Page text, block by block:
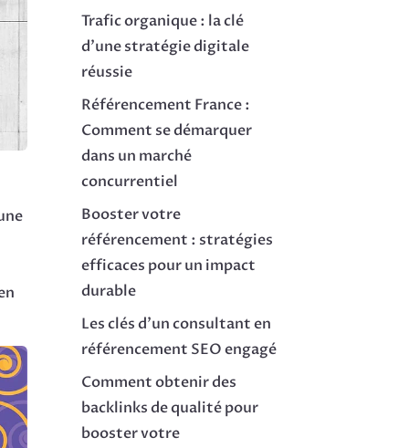
Trafic organique : la clé
d’une stratégie digitale
réussie
Référencement France :
Comment se démarquer
dans un marché
concurrentiel
Booster votre
référencement : stratégies
efficaces pour un impact
durable
Les clés d’un consultant en
référencement SEO engagé
Comment obtenir des
backlinks de qualité pour
booster votre